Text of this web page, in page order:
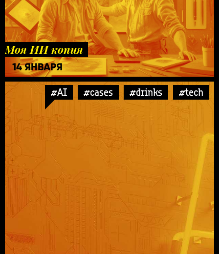
Моя ИИ копия
14 ЯНВАРЯ
#AI #cases #drinks #tech